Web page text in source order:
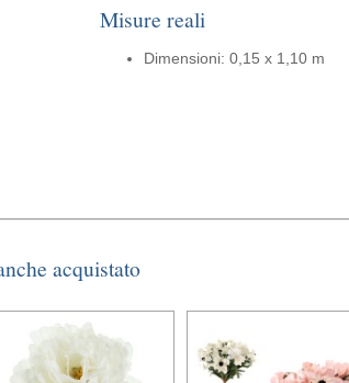
Misure reali
Dimensioni: 0,15 x 1,10 m
acquistato